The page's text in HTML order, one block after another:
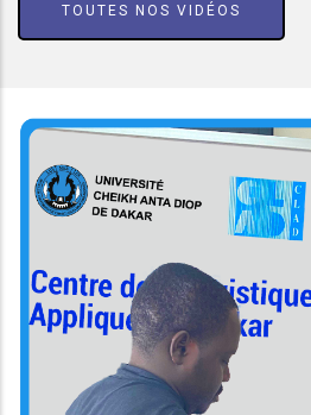
TOUTES NOS VIDÉOS